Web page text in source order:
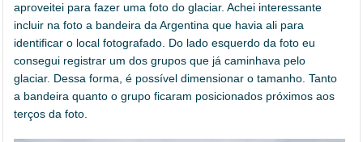
aproveitei para fazer uma foto do glaciar. Achei interessante
incluir na foto a bandeira da Argentina que havia ali para
identificar o local fotografado. Do lado esquerdo da foto eu
consegui registrar um dos grupos que já caminhava pelo
glaciar. Dessa forma, é possível dimensionar o tamanho. Tanto
a bandeira quanto o grupo ficaram posicionados próximos aos
terços da foto.